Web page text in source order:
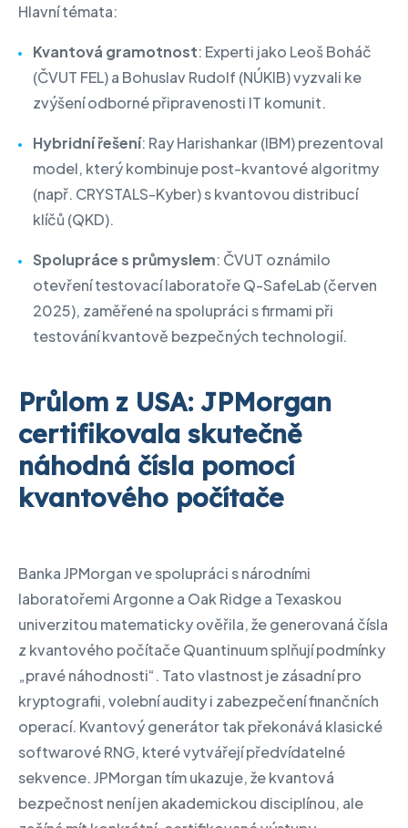
Hlavní témata:
Kvantová gramotnost: Experti jako Leoš Boháč
(ČVUT FEL) a Bohuslav Rudolf (NÚKIB) vyzvali ke
zvýšení odborné připravenosti IT komunit.
Hybridní řešení: Ray Harishankar (IBM) prezentoval
model, který kombinuje post-kvantové algoritmy
(např. CRYSTALS-Kyber) s kvantovou distribucí
klíčů (QKD).
Spolupráce s průmyslem: ČVUT oznámilo
otevření testovací laboratoře Q-SafeLab (červen
2025), zaměřené na spolupráci s firmami při
testování kvantově bezpečných technologií.
Průlom z USA: JPMorgan
certifikovala skutečně
náhodná čísla pomocí
kvantového počítače
Banka JPMorgan ve spolupráci s národními
laboratořemi Argonne a Oak Ridge a Texaskou
univerzitou matematicky ověřila, že generovaná čísla
z kvantového počítače Quantinuum splňují podmínky
„pravé náhodnosti“. Tato vlastnost je zásadní pro
kryptografii, volební audity i zabezpečení finančních
operací. Kvantový generátor tak překonává klasické
softwarové RNG, které vytvářejí předvídatelné
sekvence. JPMorgan tím ukazuje, že kvantová
bezpečnost není jen akademickou disciplínou, ale